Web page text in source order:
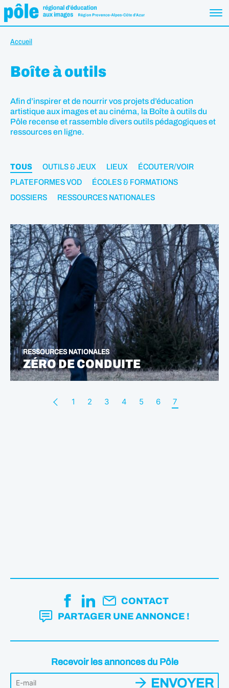
Accueil
Boîte à outils
Afin d’inspirer et de nourrir vos projets d’éducation
artistique aux images et au cinéma, la Boîte à outils du
Pôle recense et rassemble divers outils pédagogiques et
ressources en ligne.
TOUS OUTILS & JEUX LIEUX
ÉCOUTER/VOIR
PLATEFORMES VOD
ÉCOLES & FORMATIONS
DOSSIERS
RESSOURCES NATIONALES
RESSOURCES NATIONALES
ZÉRO DE CONDUITE
1 2 3 4 5 6 7
CONTACT
PARTAGER UNE ANNONCE !
Recevoir les annonces du Pôle
ENVOYER